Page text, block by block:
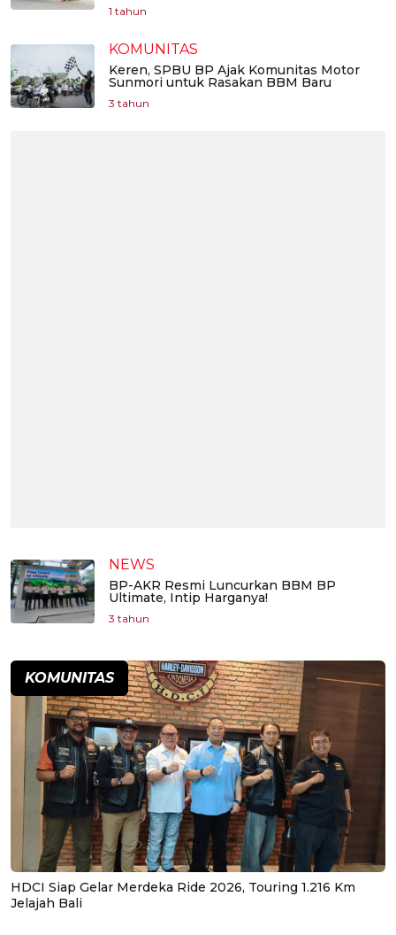
1 tahun
KOMUNITAS
Keren, SPBU BP Ajak Komunitas Motor
Sunmori untuk Rasakan BBM Baru
3 tahun
NEWS
BP-AKR Resmi Luncurkan BBM BP
Ultimate, Intip Harganya!
3 tahun
KOMUNITAS
HDCI Siap Gelar Merdeka Ride 2026, Touring 1.216 Km
Jelajah Bali